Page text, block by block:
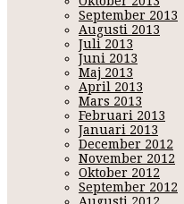
September 2013
Augusti 2013
Juli 2013
Juni 2013
Maj 2013
April 2013
Mars 2013
Februari 2013
Januari 2013
December 2012
November 2012
Oktober 2012
September 2012
Augusti 2012